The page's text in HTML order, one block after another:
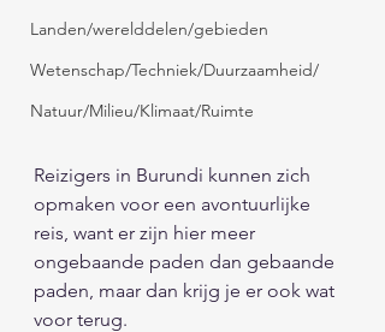
Landen/werelddelen/gebieden
Wetenschap/Techniek/Duurzaamheid/
Natuur/Milieu/Klimaat/Ruimte
Reizigers in Burundi kunnen zich
opmaken voor een avontuurlijke
reis, want er zijn hier meer
ongebaande paden dan gebaande
paden, maar dan krijg je er ook wat
voor terug.